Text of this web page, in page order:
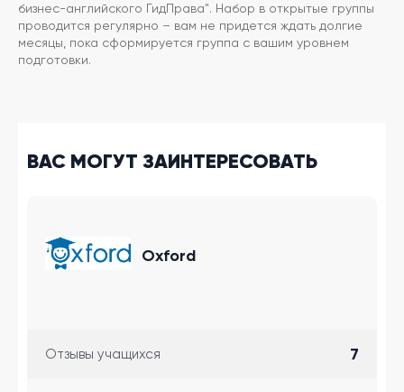
бизнес-английского ГидПрава". Набор в открытые группы
проводится регулярно – вам не придется ждать долгие
месяцы, пока сформируется группа с вашим уровнем
подготовки.
ВАС МОГУТ ЗАИНТЕРЕСОВАТЬ
Oxford
Отзывы учащихся 7